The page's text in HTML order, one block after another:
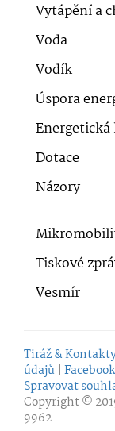
Vytápění a
Voda
Vodík
Úspora
Energetická
Dotace
Názory
Tiskové
Vesmír
Tiráž &
údajů | Facebook
Spravovat
Copyright ©
9962